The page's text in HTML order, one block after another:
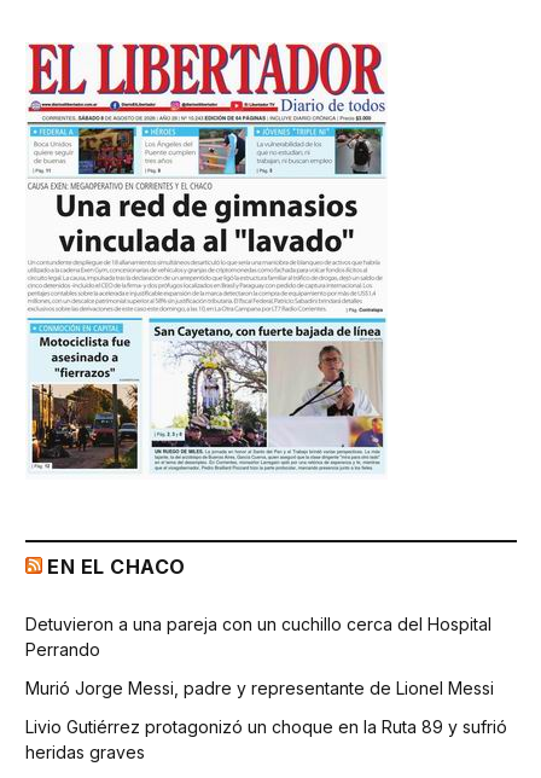
EN EL CHACO
Detuvieron a una pareja con un cuchillo cerca del Hospital
Perrando
Murió Jorge Messi, padre y representante de Lionel Messi
Livio Gutiérrez protagonizó un choque en la Ruta 89 y sufrió
heridas graves